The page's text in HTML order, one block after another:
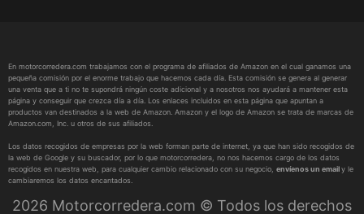
En motorcorredera.com trabajamos con el programa de afiliados de Amazon en el cual ganamos una
pequeña comisión por el enorme trabajo que hacemos cada día. Esta comisión se genera al generar
una venta que a ti no te supondrá ningún coste adicional y a nosotros nos ayudará a mantener esta
página y conseguir que crezca día a día. Los enlaces incluidos en esta página que apuntan a
productos van destinados a la web de Amazon. Amazon y el logo de Amazon se trata de marcas de
Amazon.com, Inc. u otros de sus afiliados.
Los datos recogidos de empresas por la web forman parte de internet, ya que han sido recogidos de
la web de Google y su buscador, por lo que motorcorredera, no nos hacemos cargo de los datos
recogidos en nuestra web, para cualquier cambio relacionado con su negocio, envíenos un emaily le
cambiaremos los datos encantados.
2026 Motorcorredera.com © Todos los derechos